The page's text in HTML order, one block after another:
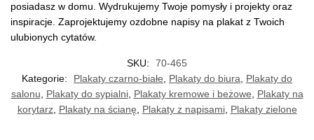
posiadasz w domu. Wydrukujemy Twoje pomysły i projekty oraz
inspiracje. Zaprojektujemy ozdobne napisy na plakat z Twoich
ulubionych cytatów.
SKU:
70-465
Kategorie:
Plakaty czarno-białe, Plakaty do biura, Plakaty do
salonu, Plakaty do sypialni, Plakaty kremowe i beżowe, Plakaty na
korytarz, Plakaty na ścianę, Plakaty z napisami, Plakaty zielone